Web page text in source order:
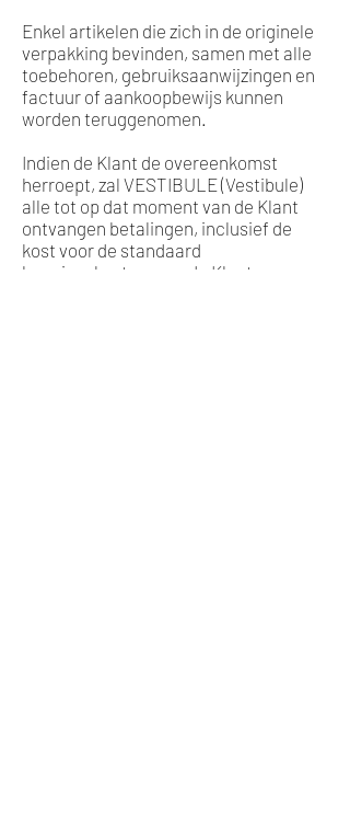
Enkel artikelen die zich in de originele
verpakking bevinden, samen met alle
toebehoren, gebruiksaanwijzingen en
factuur of aankoopbewijs kunnen
worden teruggenomen.
Indien de Klant de overeenkomst
herroept, zal VESTIBULE (Vestibule)
alle tot op dat moment van de Klant
ontvangen betalingen, inclusief de
kost voor de standaard
leveringskosten, aan de Klant